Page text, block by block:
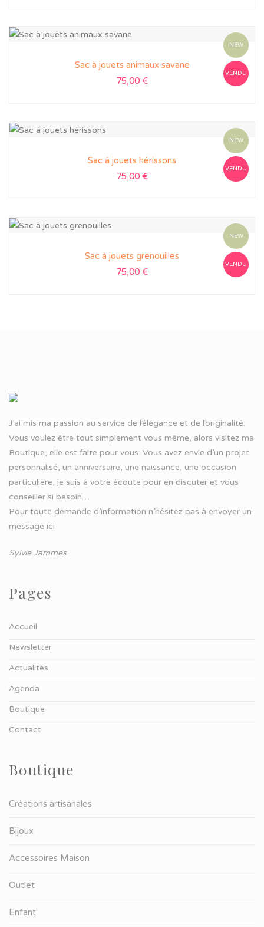
NEW
VENDU
Sac à jouets animaux savane
75,00 €
NEW
VENDU
Sac à jouets hérissons
75,00 €
NEW
VENDU
Sac à jouets grenouilles
75,00 €
J’ai mis ma passion au service de l’élégance et de l’originalité.
Vous voulez être tout simplement vous même, alors visitez ma
Boutique, elle est faite pour vous. Vous avez envie d’un projet
personnalisé, un anniversaire, une naissance, une occasion
particulière, je suis à votre écoute pour en discuter et vous
conseiller si besoin…
Pour toute demande d’information n’hésitez pas à envoyer un
message ici
Sylvie Jammes
Pages
Accueil
Newsletter
Actualités
Agenda
Boutique
Contact
Boutique
Créations artisanales
Bijoux
Accessoires Maison
Outlet
Enfant